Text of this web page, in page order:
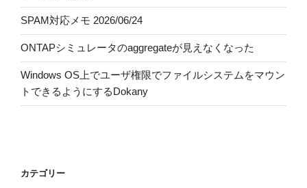
SPAM対応メモ 2026/06/24
ONTAPシミュレータのaggregateが見えなくなった
Windows OS上でユーザ権限でファイルシステムをマウン
トできるようにするDokany
カテゴリー